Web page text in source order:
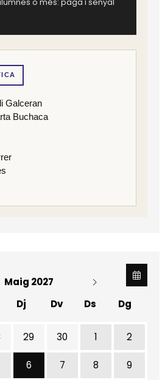
o més: paga i senyal
Galceran
Buchaca
Maig 2027
Dj Dv Ds Dg
29 30 1 2
6Dijous 6 de maig
7 8 9